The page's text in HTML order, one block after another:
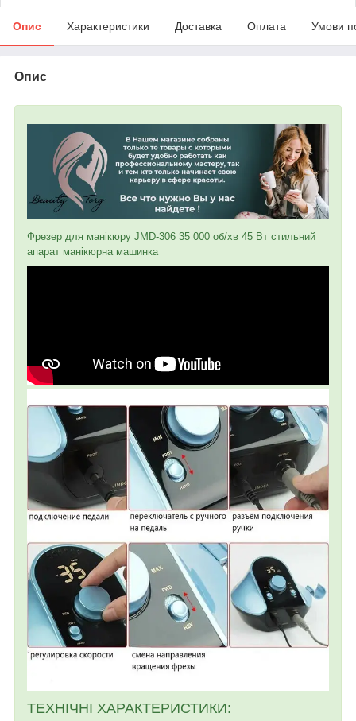
Опис Характеристики Доставка Оплата Умови
Опис
Фрезер для манікюру JMD-306 35 000 об/хв 45 Вт стильний
апарат манікюрна машинка
ТЕХНІЧНІ ХАРАКТЕРИСТИКИ: